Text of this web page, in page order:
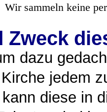
Wir sammeln keine
Zweck
dazu
jedem
diese in